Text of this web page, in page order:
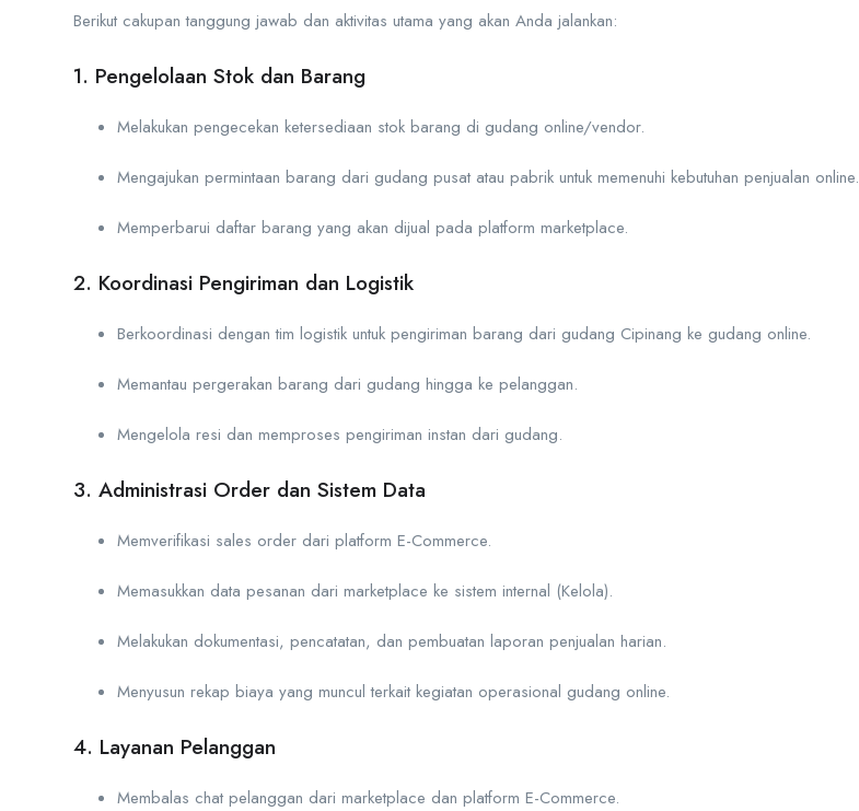
Berikut cakupan tanggung jawab dan aktivitas utama yang akan Anda jalankan:
1. Pengelolaan Stok dan Barang
Melakukan pengecekan ketersediaan stok barang di gudang online/vendor.
Mengajukan permintaan barang dari gudang pusat atau pabrik untuk memenuhi kebutuhan penjualan online.
Memperbarui daftar barang yang akan dijual pada platform marketplace.
2. Koordinasi Pengiriman dan Logistik
Berkoordinasi dengan tim logistik untuk pengiriman barang dari gudang Cipinang ke gudang online.
Memantau pergerakan barang dari gudang hingga ke pelanggan.
Mengelola resi dan memproses pengiriman instan dari gudang.
3. Administrasi Order dan Sistem Data
Memverifikasi sales order dari platform E-Commerce.
Memasukkan data pesanan dari marketplace ke sistem internal (Kelola).
Melakukan dokumentasi, pencatatan, dan pembuatan laporan penjualan harian.
Menyusun rekap biaya yang muncul terkait kegiatan operasional gudang online.
4. Layanan Pelanggan
Membalas chat pelanggan dari marketplace dan platform E-Commerce.